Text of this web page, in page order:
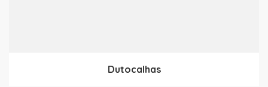
Dutocalhas